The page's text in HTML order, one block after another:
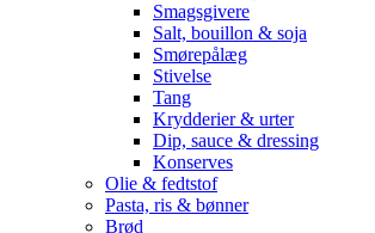
Smagsgivere
Salt, bouillon & soja
Smørepålæg
Stivelse
Tang
Krydderier & urter
Dip, sauce & dressing
Konserves
Olie & fedtstof
Pasta, ris & bønner
Brød